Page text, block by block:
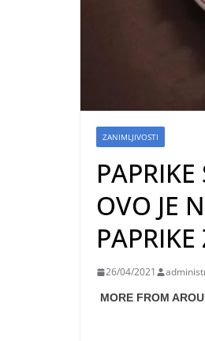
ZANIMLJIVOSTI
OVO JE
26/04/2021